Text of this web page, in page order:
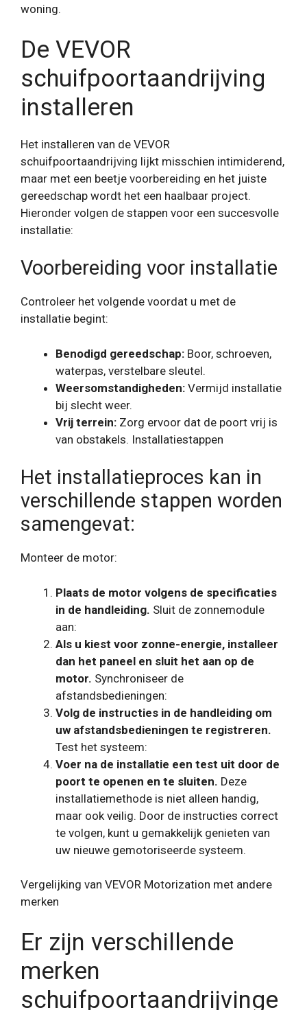
woning.
De VEVOR
schuifpoortaandrijving
installeren
Het installeren van de VEVOR
schuifpoortaandrijving lijkt misschien intimiderend,
maar met een beetje voorbereiding en het juiste
gereedschap wordt het een haalbaar project.
Hieronder volgen de stappen voor een succesvolle
installatie:
Voorbereiding voor installatie
Controleer het volgende voordat u met de
installatie begint:
Benodigd gereedschap: Boor, schroeven,
waterpas, verstelbare sleutel.
Weersomstandigheden: Vermijd installatie
bij slecht weer.
Vrij terrein: Zorg ervoor dat de poort vrij is
van obstakels. Installatiestappen
Het installatieproces kan in
verschillende stappen worden
samengevat:
Monteer de motor:
Plaats de motor volgens de specificaties
in de handleiding. Sluit de zonnemodule
aan:
Als u kiest voor zonne-energie, installeer
dan het paneel en sluit het aan op de
motor. Synchroniseer de
afstandsbedieningen:
Volg de instructies in de handleiding om
uw afstandsbedieningen te registreren.
Test het systeem:
Voer na de installatie een test uit door de
poort te openen en te sluiten. Deze
installatiemethode is niet alleen handig,
maar ook veilig. Door de instructies correct
te volgen, kunt u gemakkelijk genieten van
uw nieuwe gemotoriseerde systeem.
Vergelijking van VEVOR Motorization met andere
merken
Er zijn verschillende
merken
schuifpoortaandrijvinge